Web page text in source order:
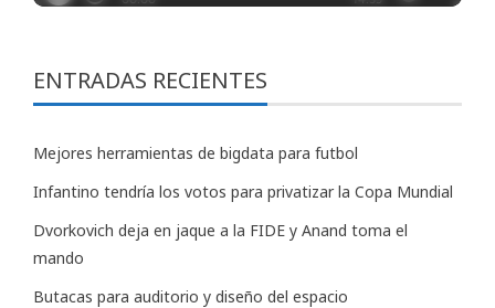
ENTRADAS RECIENTES
Mejores herramientas de bigdata para futbol
Infantino tendría los votos para privatizar la Copa Mundial
Dvorkovich deja en jaque a la FIDE y Anand toma el
mando
Butacas para auditorio y diseño del espacio